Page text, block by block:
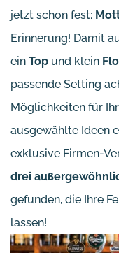
jetzt schon fest:
Erinnerung! Damit
ein Top und klein
passende Setting
Möglichkeiten für
ausgewählte Ideen
exklusive Firmen-
drei
gefunden, die Ihre
lassen!